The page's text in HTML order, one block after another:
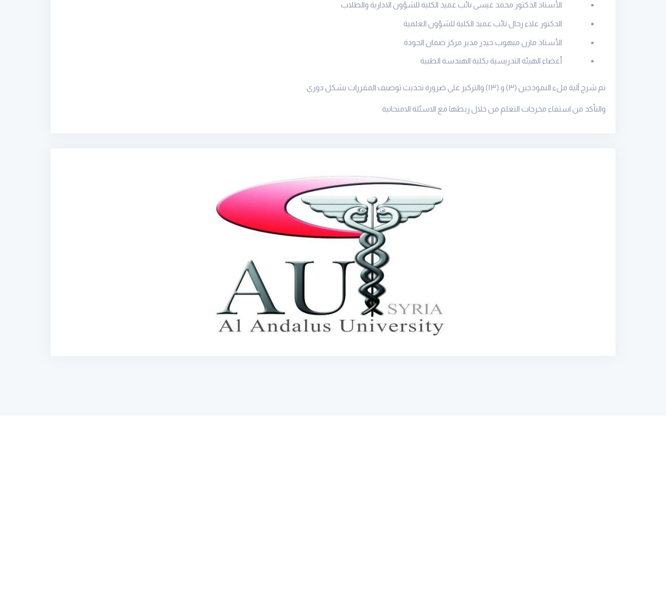
الأستاذ الدكتور محمد عيسى نائب عميد الكلية للشؤون الادارية والطلاب
الدكتور علاء رحال نائب عميد الكلية للشؤون العلمية
الأستاذ مازن ميهوب حیدر مدیر مركز ضمان الجودة
أعضاء الهيئة التدريسية بكلية الهندسة الطبية
تم شرح آلية ملء النموذجين (۳) و (۱۳) والتركيز على ضرورة تحديث توصيف المقررات بشكل دوري
والتأكد من استفاء مخرجات التعلم من خلال ربطها مع الاسئلة الامتحانية